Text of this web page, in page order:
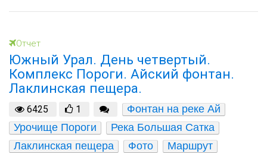
Отчет
Южный Урал. День четвертый.
Комплекс Пороги. Айский фонтан.
Лаклинская пещера.
6425 1
Фонтан на реке Ай
Урочище Пороги
Река Большая Сатка
Лаклинская пещера
Фото
Маршрут